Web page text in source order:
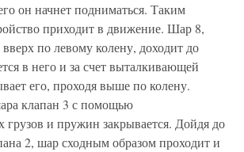
он начнет подниматься. Таким
приходит в движение. Шар 8,
по левому колену, доходит до
в него и за счет выталкивающей
его, проходя выше по колену.
клапан 3 с помощью
грузов и пружин закрывается. Дойдя до
2, шар сходным образом проходит и